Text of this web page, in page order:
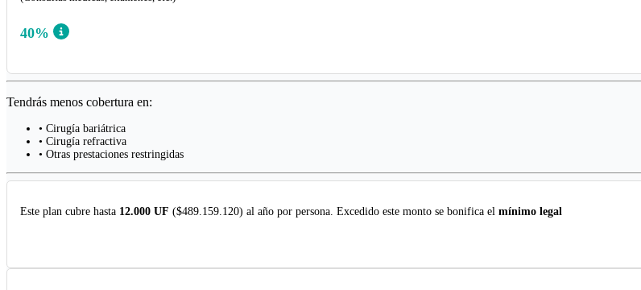
40%
Tendrás menos cobertura en:
• Cirugía bariátrica
• Cirugía refractiva
• Otras prestaciones restringidas
Este plan cubre hasta 12.000 UF ($489.159.120) al año por persona. Excedido este monto se bonifica el mínimo legal